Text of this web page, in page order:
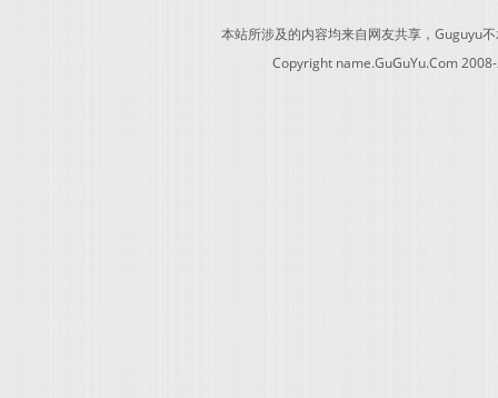
本站所涉及的内容均来自网友共享，Guguyu
Copyright name.GuGuYu.Com